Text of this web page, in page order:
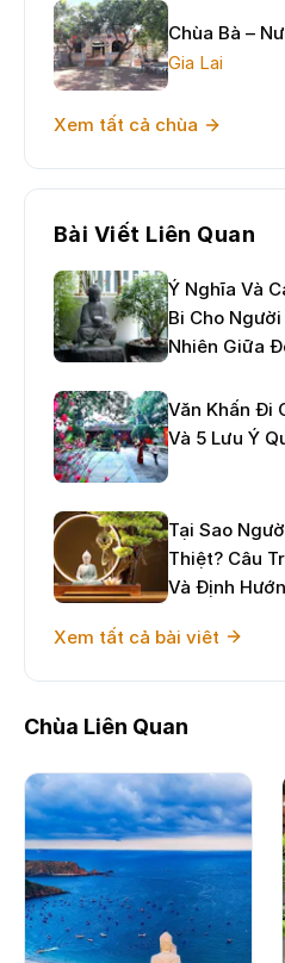
Chùa Bà –
Gia Lai
Xem tất cả chùa
Bài Viết Liên Quan
Ý Nghĩa Và
Bi Cho
Nhiên Giữa
Văn Khấn Đi
Và 5 Lưu Ý
Tại Sao
Thiệt? Câu
Và Định
Xem tất cả bài viêt
Chùa Liên Quan